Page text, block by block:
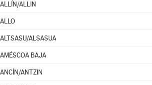
ALLÍN/ALLIN
ALLO
ALTSASU/ALSASUA
AMÉSCOA BAJA
ANCÍN/ANTZIN